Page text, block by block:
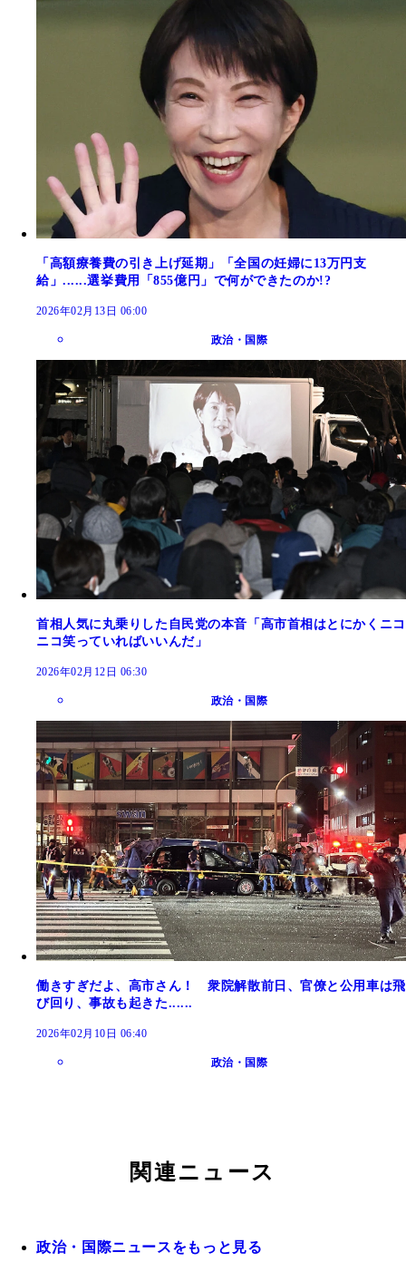
「高額療養費の引き上げ延期」「全国の妊婦に13万円支
給」......選挙費用「855億円」で何ができたのか!?
2026年02月13日 06:00
政治・国際
首相人気に丸乗りした自民党の本音「高市首相はとにかくニコ
ニコ笑っていればいいんだ」
2026年02月12日 06:30
政治・国際
働きすぎだよ、高市さん！ 衆院解散前日、官僚と公用車は飛
び回り、事故も起きた......
2026年02月10日 06:40
政治・国際
関連ニュース
政治・国際ニュースをもっと見る